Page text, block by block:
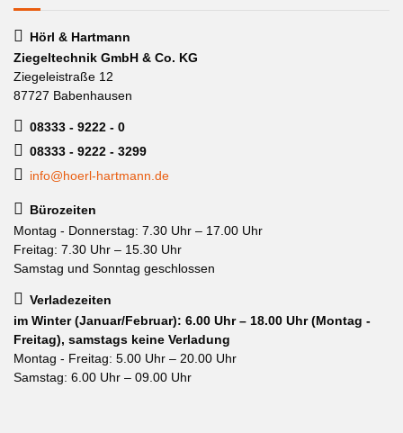
Hörl & Hartmann
Ziegeltechnik GmbH & Co. KG
Ziegeleistraße 12
87727 Babenhausen
08333 - 9222 - 0
08333 - 9222 - 3299
info@hoerl-hartmann.de
Bürozeiten
Montag - Donnerstag: 7.30 Uhr – 17.00 Uhr
Freitag: 7.30 Uhr – 15.30 Uhr
Samstag und Sonntag geschlossen
Verladezeiten
im Winter (Januar/Februar): 6.00 Uhr – 18.00 Uhr (Montag -
Freitag), samstags keine Verladung
Montag - Freitag: 5.00 Uhr – 20.00 Uhr
Samstag: 6.00 Uhr – 09.00 Uhr